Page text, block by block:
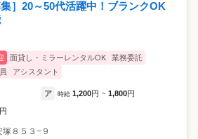
集］20～50代活躍中！ブランクOK
面貸し・ミラーレンタルOK
業務委託
アシスタント
ア 時給 1,200円 ~ 1,800円
塚８５３−９